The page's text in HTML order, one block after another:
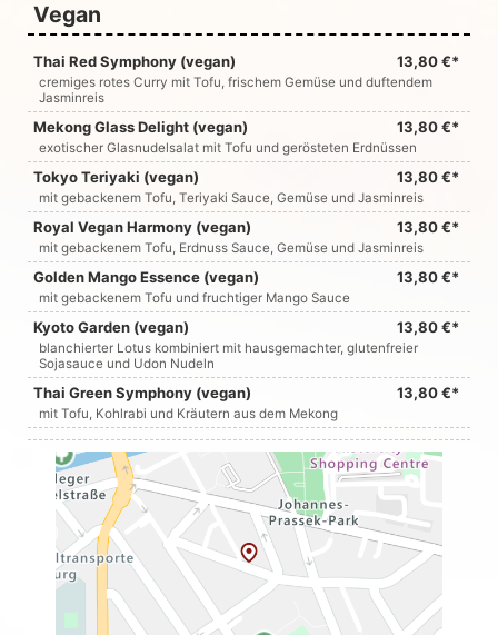
Vegan
Thai Red Symphony (vegan) 13,80 €*
cremiges rotes Curry mit Tofu, frischem Gemüse und duftendem
Jasminreis
Mekong Glass Delight (vegan) 13,80 €*
exotischer Glasnudelsalat mit Tofu und gerösteten Erdnüssen
Tokyo Teriyaki (vegan) 13,80 €*
mit gebackenem Tofu, Teriyaki Sauce, Gemüse und Jasminreis
Royal Vegan Harmony (vegan) 13,80 €*
mit gebackenem Tofu, Erdnuss Sauce, Gemüse und Jasminreis
Golden Mango Essence (vegan) 13,80 €*
mit gebackenem Tofu und fruchtiger Mango Sauce
Kyoto Garden (vegan) 13,80 €*
blanchierter Lotus kombiniert mit hausgemachter, glutenfreier
Sojasauce und Udon Nudeln
Thai Green Symphony (vegan) 13,80 €*
mit Tofu, Kohlrabi und Kräutern aus dem Mekong